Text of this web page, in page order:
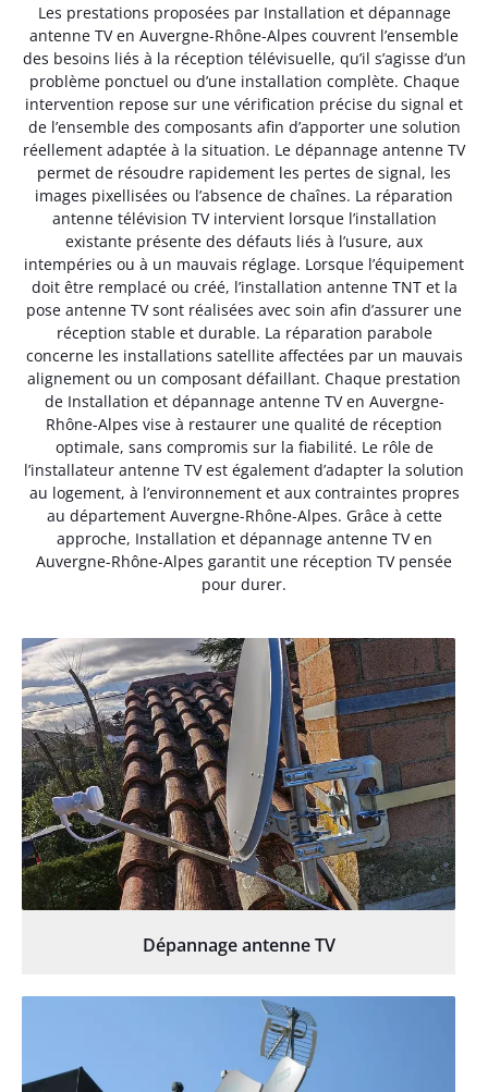
Les prestations proposées par Installation et dépannage
antenne TV en Auvergne-Rhône-Alpes couvrent l’ensemble
des besoins liés à la réception télévisuelle, qu’il s’agisse d’un
problème ponctuel ou d’une installation complète. Chaque
intervention repose sur une vérification précise du signal et
de l’ensemble des composants afin d’apporter une solution
réellement adaptée à la situation. Le dépannage antenne TV
permet de résoudre rapidement les pertes de signal, les
images pixellisées ou l’absence de chaînes. La réparation
antenne télévision TV intervient lorsque l’installation
existante présente des défauts liés à l’usure, aux
intempéries ou à un mauvais réglage. Lorsque l’équipement
doit être remplacé ou créé, l’installation antenne TNT et la
pose antenne TV sont réalisées avec soin afin d’assurer une
réception stable et durable. La réparation parabole
concerne les installations satellite affectées par un mauvais
alignement ou un composant défaillant. Chaque prestation
de Installation et dépannage antenne TV en Auvergne-
Rhône-Alpes vise à restaurer une qualité de réception
optimale, sans compromis sur la fiabilité. Le rôle de
l’installateur antenne TV est également d’adapter la solution
au logement, à l’environnement et aux contraintes propres
au département Auvergne-Rhône-Alpes. Grâce à cette
approche, Installation et dépannage antenne TV en
Auvergne-Rhône-Alpes garantit une réception TV pensée
pour durer.
Dépannage antenne TV